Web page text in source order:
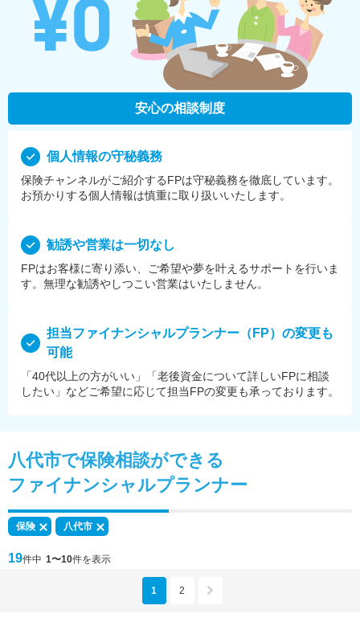
安心の相談制度
個⼈情報の守秘義務
保険チャンネルがご紹介するFPは守秘義務を徹底しています。
お預かりする個⼈情報は慎重に取り扱いいたします。
勧誘や営業は⼀切なし
FPはお客様に寄り添い、ご希望や夢を叶えるサポートを⾏いま
す。無理な勧誘やしつこい営業はいたしません。
担当ファイナンシャルプランナー（FP）の変更も
可能
「40代以上の方がいい」「老後資金について詳しいFPに相談
したい」などご希望に応じて担当FPの変更も承っております。
八代市で保険相談ができる
ファイナンシャルプランナー
保険 八代市
19件中 1〜10件を表示
1 2